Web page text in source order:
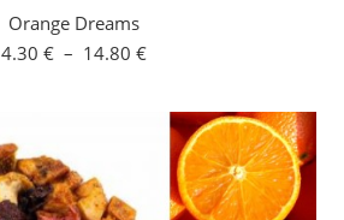
Orange Dreams
4.30 € – 14.80 €Plage
4.30 €
14.80 €